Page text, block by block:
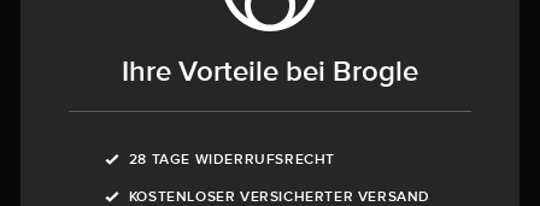
Ihre Vorteile bei Brogle
28 TAGE WIDERRUFSRECHT
KOSTENLOSER VERSICHERTER VERSAND